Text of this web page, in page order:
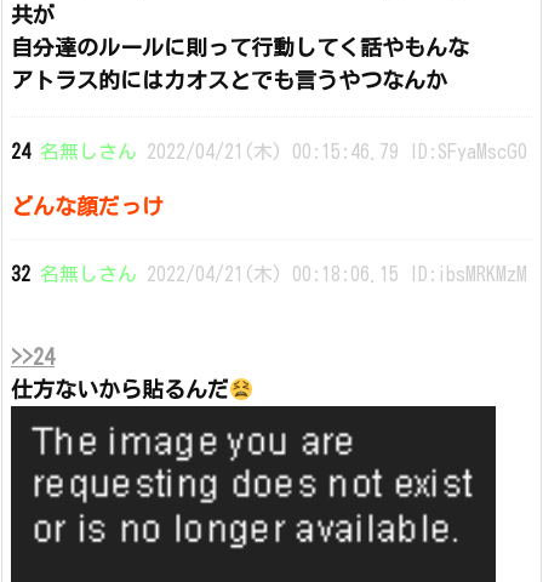
共が
自分達のルールに則って行動してく話やもんな
アトラス的にはカオスとでも言うやつなんか
24 名無しさん 2022/04/21(木) 00:15:46.79 ID:SFyaMscG0
どんな顔だっけ
32 名無しさん 2022/04/21(木) 00:18:06.15 ID:ibsMRKMzM
>>24
仕方ないから貼るんだ